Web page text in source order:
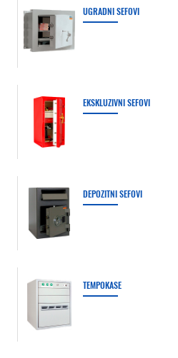
UGRADNI SEFOVI
EKSKLUZIVNI SEFOVI
DEPOZITNI SEFOVI
TEMPOKASE